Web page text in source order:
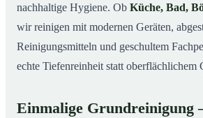
nachhaltige Hygiene. Ob Küche, Bad,
wir reinigen mit modernen Geräten,
Reinigungsmitteln und geschultem
echte Tiefenreinheit statt oberflächlichem
Einmalige Grundreinigung